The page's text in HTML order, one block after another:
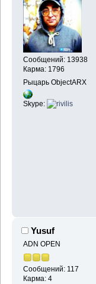
Сообщений: 13938
Карма: 1796
Рыцарь ObjectARX
Skype:
Yusuf
ADN OPEN
Сообщений: 117
Карма: 4